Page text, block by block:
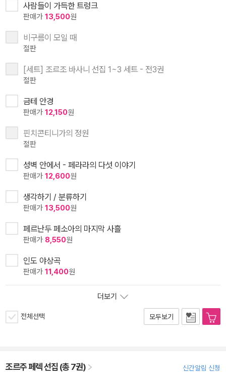
사람들이 가득한 트렁크
판매가 13,500원
비구름이 모일 때
절판
[세트] 조르조 바사니 선집 1~3 세트 - 전3권
절판
금테 안경
판매가 12,150원
핀치콘티니가의 정원
절판
성벽 안에서 - 페라라의 다섯 이야기
판매가 12,600원
생각하기 / 분류하기
판매가 13,500원
페르난두 페소아의 마지막 사흘
판매가 8,550원
인도 야상곡
판매가 11,400원
더보기
전체선택 모두보기
조르주 페렉 선집 (총 7권) 신간알림 신청